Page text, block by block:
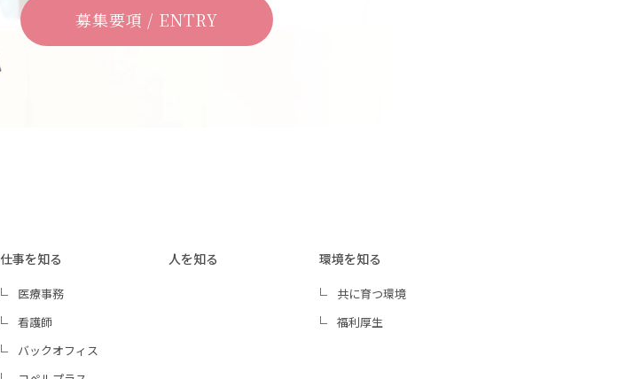
募集要項 / ENTRY
仕事を知る
医療事務
看護師
バックオフィス
人を知る 環境を知る
共に育つ環境
福利厚生